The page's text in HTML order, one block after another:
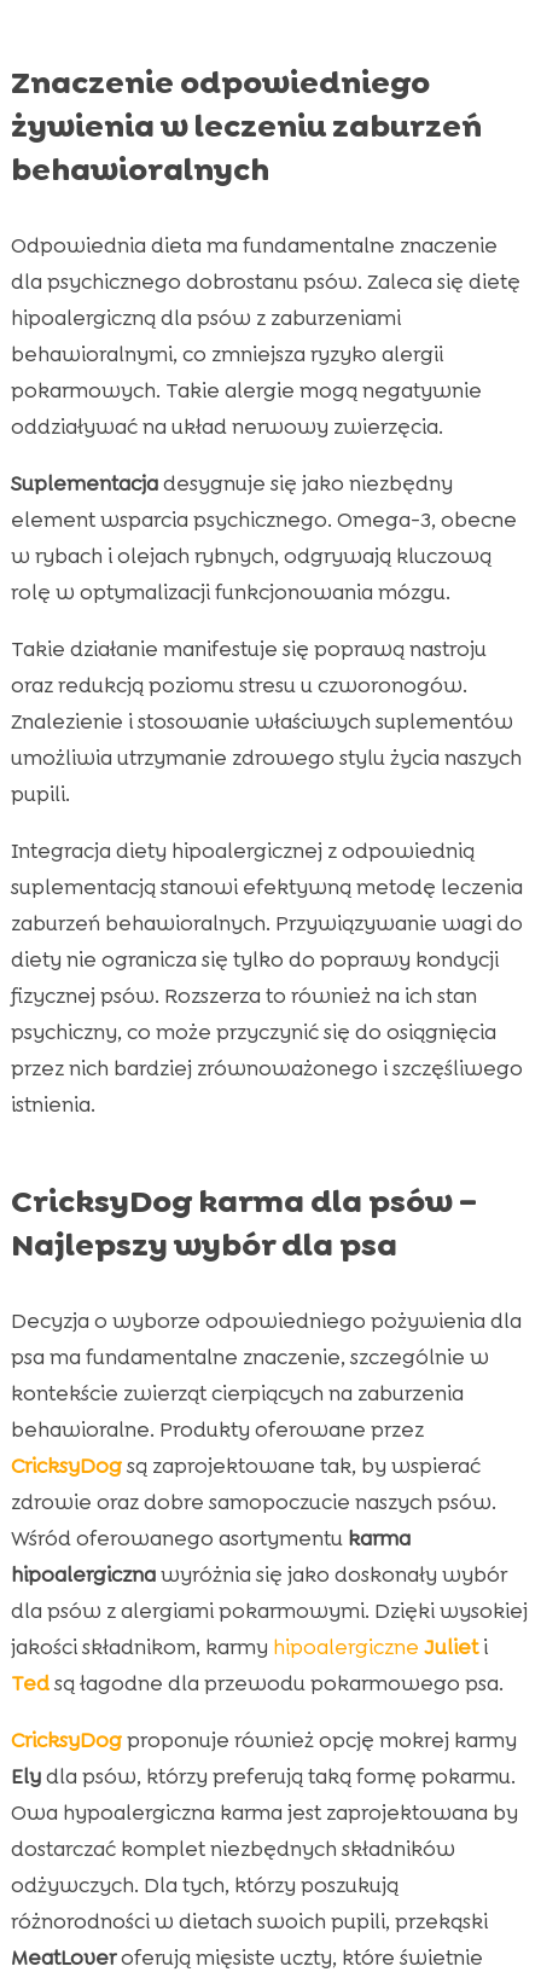
Znaczenie odpowiedniego
żywienia w leczeniu zaburzeń
behawioralnych
Odpowiednia dieta ma fundamentalne znaczenie
dla psychicznego dobrostanu psów. Zaleca się dietę
hipoalergiczną dla psów z zaburzeniami
behawioralnymi, co zmniejsza ryzyko alergii
pokarmowych. Takie alergie mogą negatywnie
oddziaływać na układ nerwowy zwierzęcia.
Suplementacjadesygnuje się jako niezbędny
element wsparcia psychicznego. Omega-3, obecne
w rybach i olejach rybnych, odgrywają kluczową
rolę w optymalizacji funkcjonowania mózgu.
Takie działanie manifestuje się poprawą nastroju
oraz redukcją poziomu stresu u czworonogów.
Znalezienie i stosowanie właściwych suplementów
umożliwia utrzymanie zdrowego stylu życia naszych
pupili.
Integracja diety hipoalergicznej z odpowiednią
suplementacją stanowi efektywną metodę leczenia
zaburzeń behawioralnych. Przywiązywanie wagi do
diety nie ogranicza się tylko do poprawy kondycji
fizycznej psów. Rozszerza to również na ich stan
psychiczny, co może przyczynić się do osiągnięcia
przez nich bardziej zrównoważonego i szczęśliwego
istnienia.
CricksyDog karma dla psów –
Najlepszy wybór dla psa
Decyzja o wyborze odpowiedniego pożywienia dla
psa ma fundamentalne znaczenie, szczególnie w
kontekście zwierząt cierpiących na zaburzenia
behawioralne. Produkty oferowane przez
CricksyDogsą zaprojektowane tak, by wspierać
zdrowie oraz dobre samopoczucie naszych psów.
Wśród oferowanego asortymentu karma
hipoalergicznawyróżnia się jako doskonały wybór
dla psów z alergiami pokarmowymi. Dzięki wysokiej
jakości składnikom, karmy hipoalergiczne Julieti
Tedsą łagodne dla przewodu pokarmowego psa.
CricksyDogproponuje również opcję mokrej karmy
Elydla psów, którzy preferują taką formę pokarmu.
Owa hypoalergiczna karma jest zaprojektowana by
dostarczać komplet niezbędnych składników
odżywczych. Dla tych, którzy poszukują
różnorodności w dietach swoich pupili, przekąski
MeatLoveroferują mięsiste uczty, które świetnie